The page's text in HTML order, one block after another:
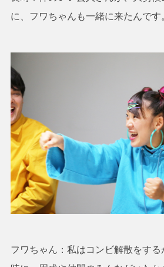
に、フワちゃんも一緒に来たんです
フワちゃん：私はコンビ解散をす